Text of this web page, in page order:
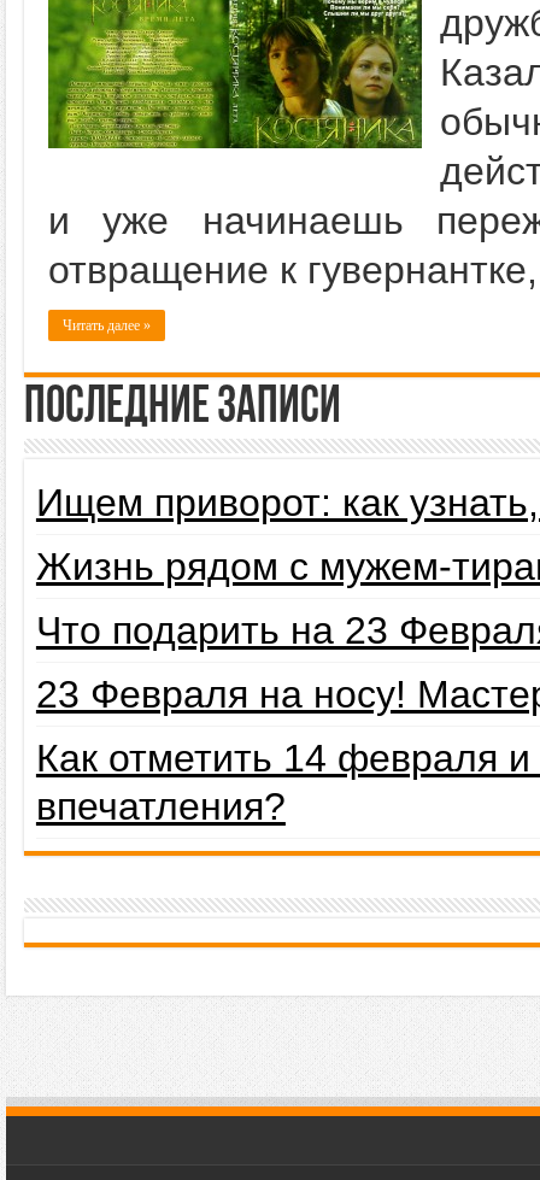
и уже начинаешь
отвращение к
Читать далее »
Последние записи
Ищем приворот: как
Жизнь рядом с мужем-
Что подарить на 23
23 Февраля на носу!
Как отметить 14 февраля
впечатления?